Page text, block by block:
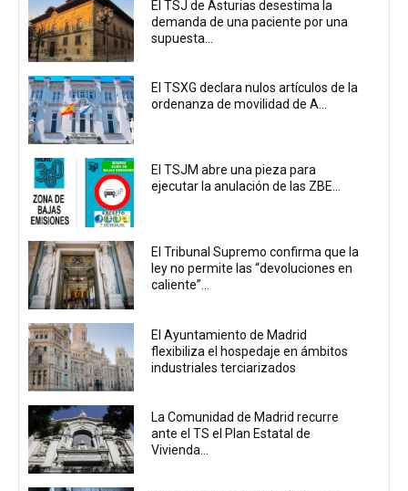
El TSJ de Asturias desestima la
demanda de una paciente por una
supuesta...
El TSXG declara nulos artículos de la
ordenanza de movilidad de A...
El TSJM abre una pieza para
ejecutar la anulación de las ZBE...
El Tribunal Supremo confirma que la
ley no permite las “devoluciones en
caliente”...
El Ayuntamiento de Madrid
flexibiliza el hospedaje en ámbitos
industriales terciarizados
La Comunidad de Madrid recurre
ante el TS el Plan Estatal de
Vivienda...